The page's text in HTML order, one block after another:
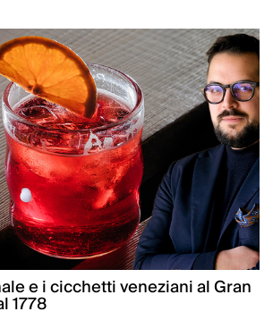
e i cicchetti veneziani al Gran
1778